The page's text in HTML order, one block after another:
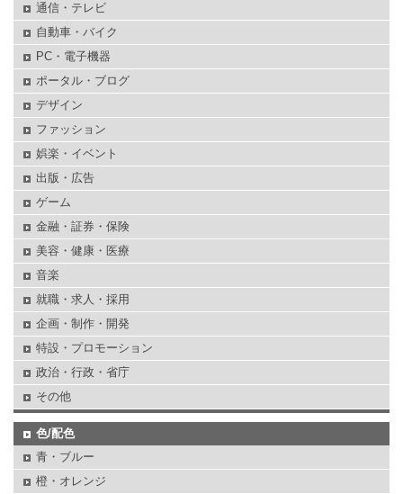
通信・テレビ
自動車・バイク
PC・電子機器
ポータル・ブログ
デザイン
ファッション
娯楽・イベント
出版・広告
ゲーム
金融・証券・保険
美容・健康・医療
音楽
就職・求人・採用
企画・制作・開発
特設・プロモーション
政治・行政・省庁
その他
色/配色
青・ブルー
橙・オレンジ